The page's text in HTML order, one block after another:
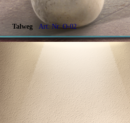
Talweg Art. Nr. O-02